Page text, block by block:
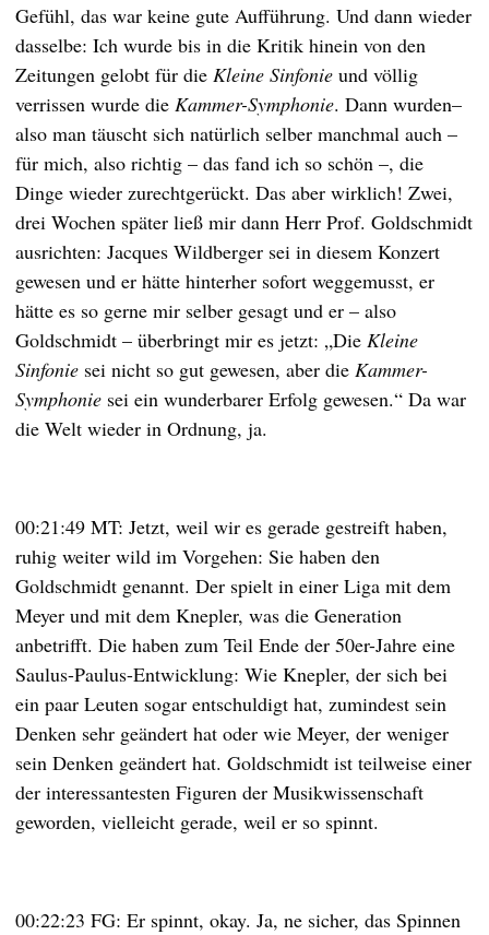
Gefühl, das war keine gute Aufführung. Und dann wieder
dasselbe: Ich wurde bis in die Kritik hinein von den
Zeitungen gelobt für die Kleine Sinfonie und völlig
verrissen wurde die Kammer-Symphonie. Dann wurden–
also man täuscht sich natürlich selber manchmal auch –
für mich, also richtig – das fand ich so schön –, die
Dinge wieder zurechtgerückt. Das aber wirklich! Zwei,
drei Wochen später ließ mir dann Herr Prof. Goldschmidt
ausrichten: Jacques Wildberger sei in diesem Konzert
gewesen und er hätte hinterher sofort weggemusst, er
hätte es so gerne mir selber gesagt und er – also
Goldschmidt – überbringt mir es jetzt: „Die Kleine
Sinfonie sei nicht so gut gewesen, aber die Kammer-
Symphonie sei ein wunderbarer Erfolg gewesen.“ Da war
die Welt wieder in Ordnung, ja.
00:21:49 MT: Jetzt, weil wir es gerade gestreift haben,
ruhig weiter wild im Vorgehen: Sie haben den
Goldschmidt genannt. Der spielt in einer Liga mit dem
Meyer und mit dem Knepler, was die Generation
anbetrifft. Die haben zum Teil Ende der 50er-Jahre eine
Saulus-Paulus-Entwicklung: Wie Knepler, der sich bei
ein paar Leuten sogar entschuldigt hat, zumindest sein
Denken sehr geändert hat oder wie Meyer, der weniger
sein Denken geändert hat. Goldschmidt ist teilweise einer
der interessantesten Figuren der Musikwissenschaft
geworden, vielleicht gerade, weil er so spinnt.
00:22:23 FG: Er spinnt, okay. Ja, ne sicher, das Spinnen